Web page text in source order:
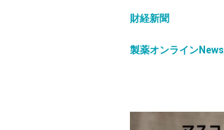
財経新聞
製薬オンラインNews